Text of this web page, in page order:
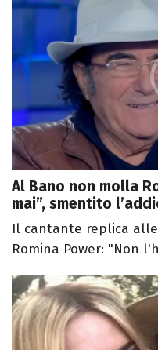
Al Bano non molla
mai”, smentito
Il cantante replica
Romina Power: "Non